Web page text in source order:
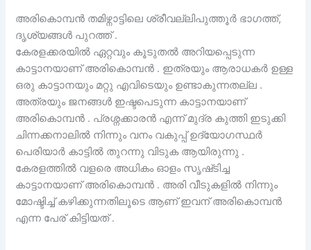
അരികൊമ്പൻ തമിഴ്നാട്ടിലെ ശ്രീവല്ലിപുത്തൂർ ഭാഗത്ത്‌,
ദൃശ്യങ്ങൾ പുറത്ത് .
കേരളക്കരയിൽ ഏറ്റവും കൂടുതൽ അറിയപ്പെടുന്ന
കാട്ടാനയാണ് അരികൊമ്പൻ . ഇത്രയും ആരാധകർ ഉള്ള
ഒരു കാട്ടാനയും മറ്റു എവിടെയും ഉണ്ടാകുന്നതല്ല .
അത്രയും ജനങ്ങൾ ഇഷ്ടപെടുന്ന കാട്ടാനയാണ്
അരികൊമ്പൻ . പ്രശ്നക്കാരൻ എന്ന് മുദ്ര കുത്തി ഇടുക്കി
ചിന്നക്കനാലിൽ നിന്നും വനം വകുപ്പ് ഉദ്യോഗസ്ഥർ
പെരിയാർ കാട്ടിൽ തുറന്നു വിടുക ആയിരുന്നു .
കേരളത്തിൽ വളരെ അധികം ഓളം സൃഷ്‌ടിച്ച
കാട്ടാനയാണ് അരികൊമ്പൻ . അരി വീടുകളിൽ നിന്നും
മോഷ്ടിച്ച് കഴിക്കുന്നതിലൂടെ ആണ് ഇവന് അരികൊമ്പൻ
എന്ന പേര് കിട്ടിയത് .